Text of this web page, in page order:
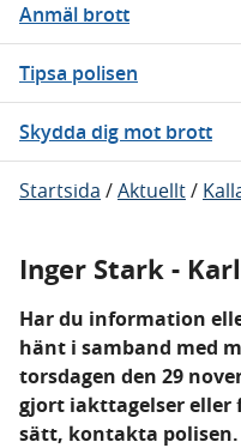
Anmäl brott
Tipsa polisen
Skydda dig mot brott
Startsida /Aktuellt/
Inger Stark -
Har du information
hänt i samband med
torsdagen den 29
gjort iakttagelser
sätt, kontakta polisen.